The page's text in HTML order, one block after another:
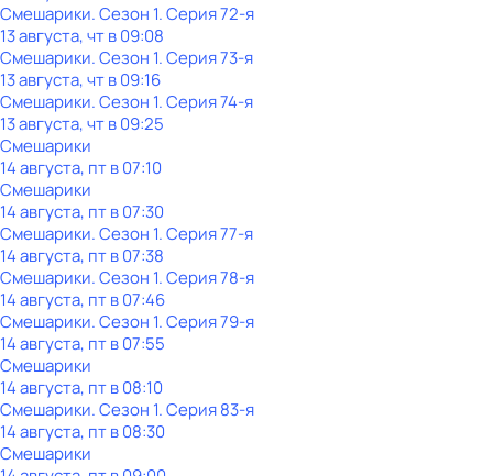
Смешарики. Сезон 1. Серия 72-я
13 августа, чт в 09:08
Смешарики. Сезон 1. Серия 73-я
13 августа, чт в 09:16
Смешарики. Сезон 1. Серия 74-я
13 августа, чт в 09:25
Смешарики
14 августа, пт в 07:10
Смешарики
14 августа, пт в 07:30
Смешарики. Сезон 1. Серия 77-я
14 августа, пт в 07:38
Смешарики. Сезон 1. Серия 78-я
14 августа, пт в 07:46
Смешарики. Сезон 1. Серия 79-я
14 августа, пт в 07:55
Смешарики
14 августа, пт в 08:10
Смешарики. Сезон 1. Серия 83-я
14 августа, пт в 08:30
Смешарики